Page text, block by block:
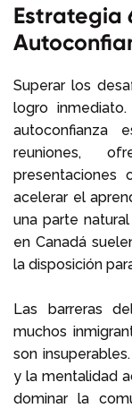
Estrategia
Superar los
logro
autoconfianza
reuniones,
presentaciones
acelerar el
una parte
en Canadá
la disposición
Las barreras
muchos
son
y la mentalidad
dominar la